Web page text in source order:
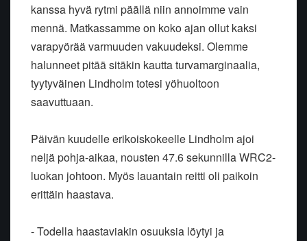
kanssa hyvä rytmi päällä niin annoimme vain
mennä. Matkassamme on koko ajan ollut kaksi
varapyörää varmuuden vakuudeksi. Olemme
halunneet pitää sitäkin kautta turvamarginaalia,
tyytyväinen Lindholm totesi yöhuoltoon
saavuttuaan.
Päivän kuudelle erikoiskokeelle Lindholm ajoi
neljä pohja-aikaa, nousten 47.6 sekunnilla WRC2-
luokan johtoon. Myös lauantain reitti oli paikoin
erittäin haastava.
- Todella haastaviakin osuuksia löytyi ja